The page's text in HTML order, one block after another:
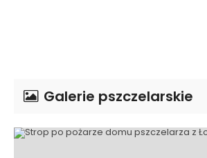
Galerie pszczelarskie